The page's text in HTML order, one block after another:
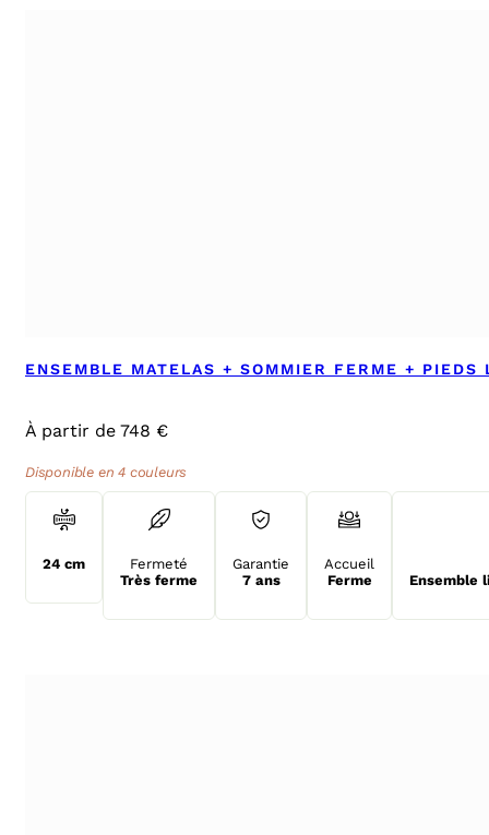
ENSEMBLE MATELAS + SOMMIER FERME + PIEDS
À partir de 748 €
Disponible en 4 couleurs
24 cm
Fermeté
Très ferme
Garantie
7 ans
Accueil
Ferme
Ensemble